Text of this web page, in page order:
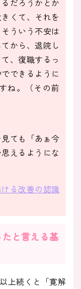
だろうかとか
くて、それを
ういう不安は
から、退院し
、復職するっ
できるように
ね。（その前
ても「あぁ今
えるようにな
る改善の認識
たと言える基
上続くと「寛解